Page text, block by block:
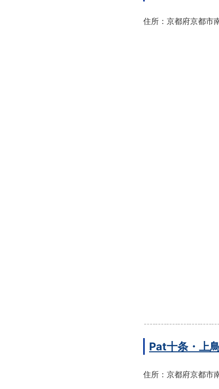
住所：京都府京都市
Pat十条・上
住所：京都府京都市